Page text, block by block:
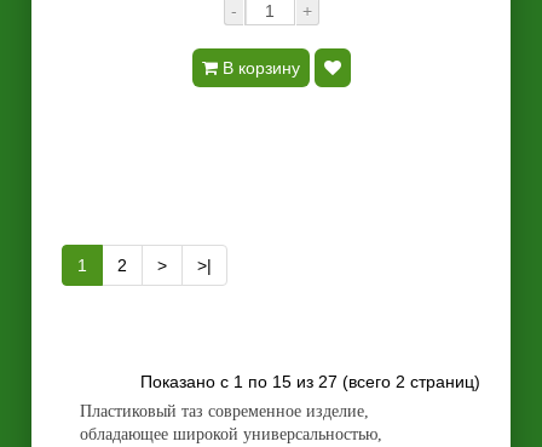
-
+
В корзину
1 2 > >|
Показано с 1 по 15 из 27 (всего 2 страниц)
Пластиковый таз современное изделие,
обладающее широкой универсальностью,